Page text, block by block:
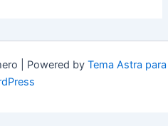
| Powered by Tema Astra para